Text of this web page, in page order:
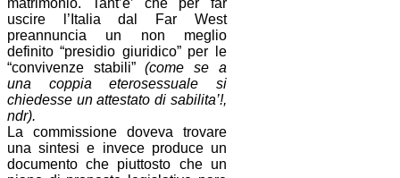
uscire l’Italia dal Far West
preannuncia un non meglio
definito “presidio giuridico” per le
“convivenze stabili”(come se a
una coppia eterosessuale si
chiedesse un attestato di sabilita’!,
ndr).
La commissione doveva trovare
una sintesi e invece produce un
documento che piuttosto che un